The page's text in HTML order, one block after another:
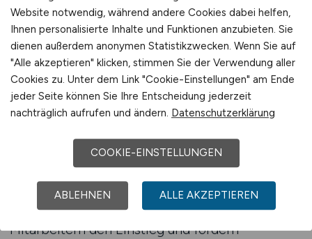
Mitarbeiter und stärken ihr Image als
verantwortungsvoller Arbeitgeber. Eine gute
Integration führt zu höherer Mitarbeiterbindung,
besserer Teamarbeit und langfristiger Stabilität
im Betrieb.
Ein zentraler Aspekt ist die Kommunikation.
Sprachliche Barrieren können anfangs
Herausforderungen darstellen, lassen sich aber
mit gezielter Förderung leicht überwinden.
Betriebe, die Sprachkurse oder
Tandemprogramme anbieten, erleichtern neuen
Mitarbeitern den Einstieg und fördern
Website notwendig, während andere Cookies dabei helfen,
Ihnen personalisierte Inhalte und Funktionen anzubieten. Sie
dienen außerdem anonymen Statistikzwecken. Wenn Sie auf
"Alle akzeptieren" klicken, stimmen Sie der Verwendung aller
Cookies zu. Unter dem Link "Cookie-Einstellungen" am Ende
jeder Seite können Sie Ihre Entscheidung jederzeit
nachträglich aufrufen und ändern. Datenschutzerklärung
COOKIE-EINSTELLUNGEN
ABLEHNEN ALLE AKZEPTIEREN